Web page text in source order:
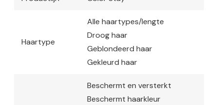
Haartype
Alle haartypes/lengte
Droog haar
Geblondeerd haar
Gekleurd haar
Beschermt en versterkt
Beschermt haarkleur